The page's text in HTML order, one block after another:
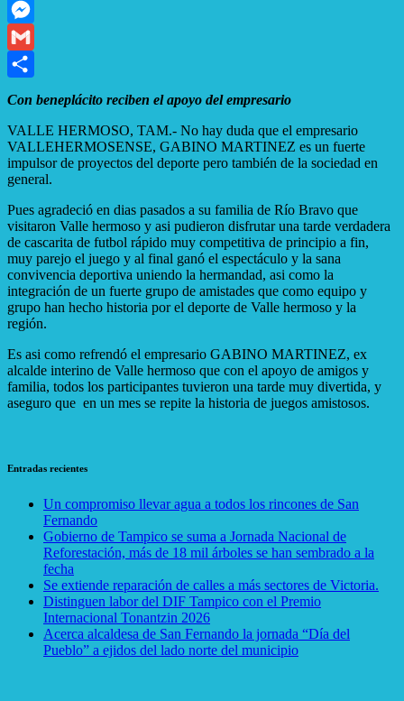
Print
Messenger
Gmail
Con beneplácito reciben el apoyo del empresario
VALLE HERMOSO, TAM.- No hay duda que el empresario
VALLEHERMOSENSE, GABINO MARTINEZ es un fuerte
impulsor de proyectos del deporte pero también de la sociedad en
general.
Pues agradeció en dias pasados a su familia de Río Bravo que
visitaron Valle hermoso y asi pudieron disfrutar una tarde verdadera
de cascarita de futbol rápido muy competitiva de principio a fin,
muy parejo el juego y al final ganó el espectáculo y la sana
convivencia deportiva uniendo la hermandad, asi como la
integración de un fuerte grupo de amistades que como equipo y
grupo han hecho historia por el deporte de Valle hermoso y la
región.
Es asi como refrendó el empresario GABINO MARTINEZ, ex
alcalde interino de Valle hermoso que con el apoyo de amigos y
familia, todos los participantes tuvieron una tarde muy divertida, y
aseguro que en un mes se repite la historia de juegos amistosos.
Entradas recientes
Un compromiso llevar agua a todos los rincones de San
Fernando
Gobierno de Tampico se suma a Jornada Nacional de
Reforestación, más de 18 mil árboles se han sembrado a la
fecha
Se extiende reparación de calles a más sectores de Victoria.
Distinguen labor del DIF Tampico con el Premio
Internacional Tonantzin 2026
Acerca alcaldesa de San Fernando la jornada “Día del
Pueblo” a ejidos del lado norte del municipio